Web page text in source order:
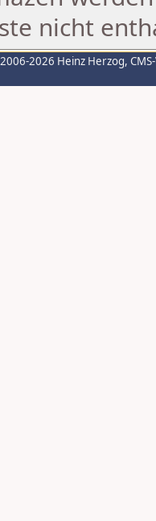
nicht
2026 Heinz Herzog,